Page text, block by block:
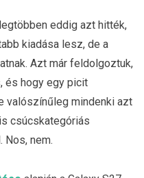
eddig azt hitték,
kiadása lesz, de a
Azt már feldolgoztuk,
és hogy egy picit
valószínűleg mindenki azt
csúcskategóriás
Nos, nem.